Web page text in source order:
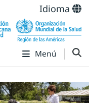
Idioma
Menú